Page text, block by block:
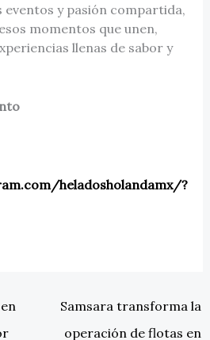
y pasión compartida,
momentos que unen,
llenas de sabor y
heladosholandamx/?
Samsara transforma la
operación de flotas en